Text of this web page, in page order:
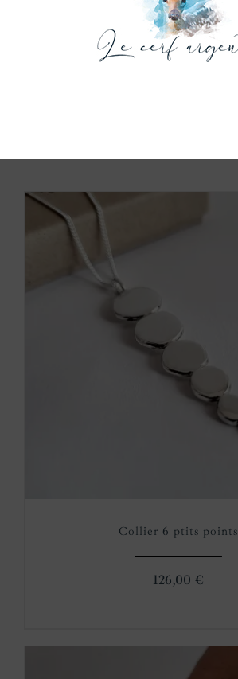
Collier 6 ptits points
126,00 €